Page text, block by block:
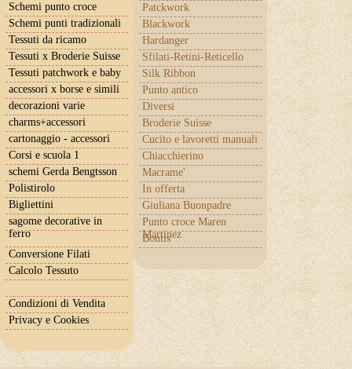
Patckwork
Blackwork
Hardanger
Sfilati-Retini-Reticello
Silk Ribbon
Punto antico
Diversi
Broderie Suisse
Cucito e lavoretti manuali
Chiacchierino
Macrame'
In offerta
Giuliana Buonpadre
Punto croce Maren
Martinez
Boutis
Schemi punto croce
Schemi punti tradizionali
Tessuti da ricamo
Tessuti x Broderie Suisse
Tessuti patchwork e baby
accessori x borse e simili
decorazioni varie
charms+accessori
cartonaggio - accessori
Corsi e scuola 1
schemi Gerda Bengtsson
Polistirolo
Bigliettini
sagome decorative in
ferro
Conversione Filati
Calcolo Tessuto
Condizioni di Vendita
Privacy e Cookies